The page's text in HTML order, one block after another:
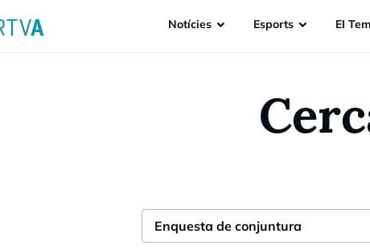
Notícies Esports EI